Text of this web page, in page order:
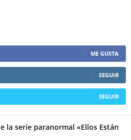
ME GUSTA
SEGUIR
SEGUIR
la serie paranormal «Ellos Están